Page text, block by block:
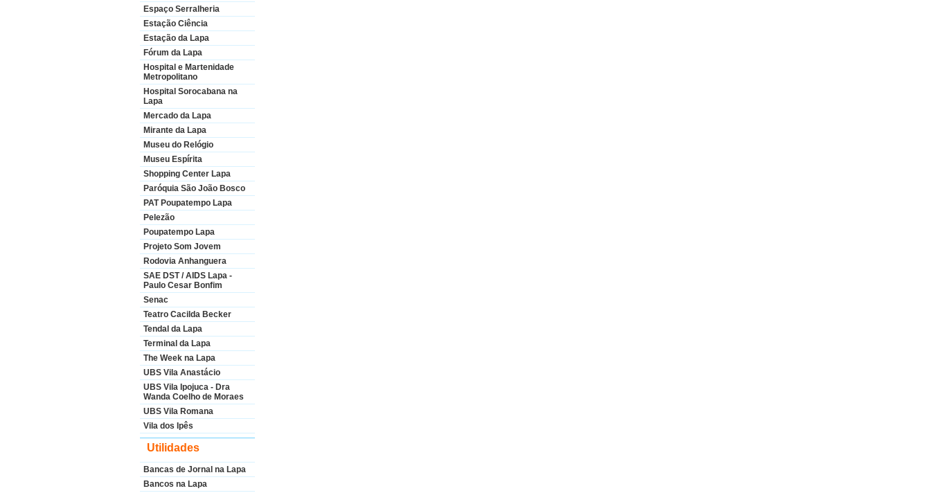
Espaço Serralheria
Estação Ciência
Estação da Lapa
Fórum da Lapa
Hospital e Martenidade
Metropolitano
Hospital Sorocabana na
Lapa
Mercado da Lapa
Mirante da Lapa
Museu do Relógio
Museu Espírita
Shopping Center Lapa
Paróquia São João Bosco
PAT Poupatempo Lapa
Pelezão
Poupatempo Lapa
Projeto Som Jovem
Rodovia Anhanguera
SAE DST / AIDS Lapa -
Paulo Cesar Bonfim
Senac
Teatro Cacilda Becker
Tendal da Lapa
Terminal da Lapa
The Week na Lapa
UBS Vila Anastácio
UBS Vila Ipojuca - Dra
Wanda Coelho de Moraes
UBS Vila Romana
Vila dos Ipês
Utilidades
Bancas de Jornal na Lapa
Bancos na Lapa